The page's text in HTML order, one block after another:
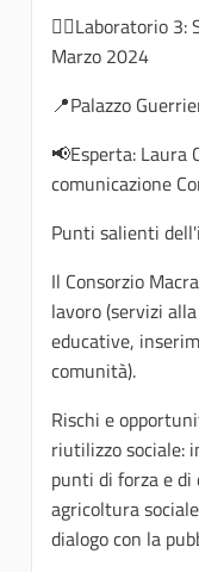
👉🏻Laboratorio
Marzo 2024
📍Palazzo
📢Esperta: Laura
comunicazione
Punti salienti
Il Consorzio
lavoro (servizi
educative,
comunità).
Rischi e
riutilizzo sociale:
punti di forza e di
agricoltura
dialogo con la